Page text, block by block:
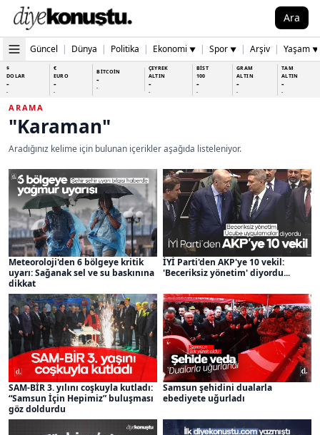
Ara
Güncel | Dünya | Politika | Ekonomi ▼ | Spor ▼ | Arşiv | Yaşam ▼
$
DOLAR
-
-
€
EURO
-
-
BİTCOİN
-
-
ÇEYREK
ALTIN
-
-
BİST
100
-
-
GRAM
ALTIN
-
-
TAM
ALTIN
-
-
ARAMA
"Karaman"
Aradığınız kelime için bulunan içerikler aşağıda listeleniyor.
Meteoroloji'den 6 bölgeye kritik
uyarı: Sağanak sel ve su baskınına
dikkat
İYİ Parti'den AKP'ye 10 vekil:
'Beceriksiz yönetim' diyordu...
SAM-BİR 3. yılını coşkuyla kutladı:
“Samsun İçin Hepimiz” buluşması
göz doldurdu
Samsun şehidini dualarla
ebediyete uğurladı